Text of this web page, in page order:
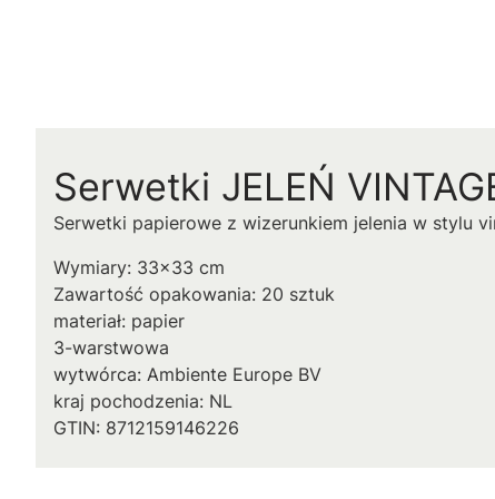
Serwetki JELEŃ
Serwetki papierowe z wizerunkiem jelenia w stylu
Wymiary: 33x33 cm
Zawartość opakowania: 20 sztuk
materiał: papier
3-warstwowa
wytwórca: Ambiente Europe BV
kraj pochodzenia: NL
GTIN: 8712159146226